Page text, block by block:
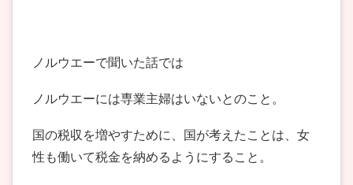
ノルウエーで聞いた話では
ノルウエーには専業主婦はいないとのこと。
国の税収を増やすために、国が考えたことは、女
性も働いて税金を納めるようにすること。